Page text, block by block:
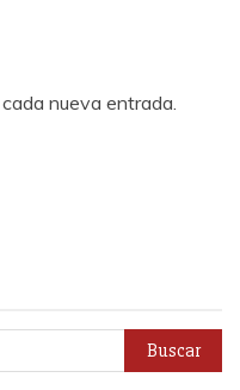
nueva entrada.